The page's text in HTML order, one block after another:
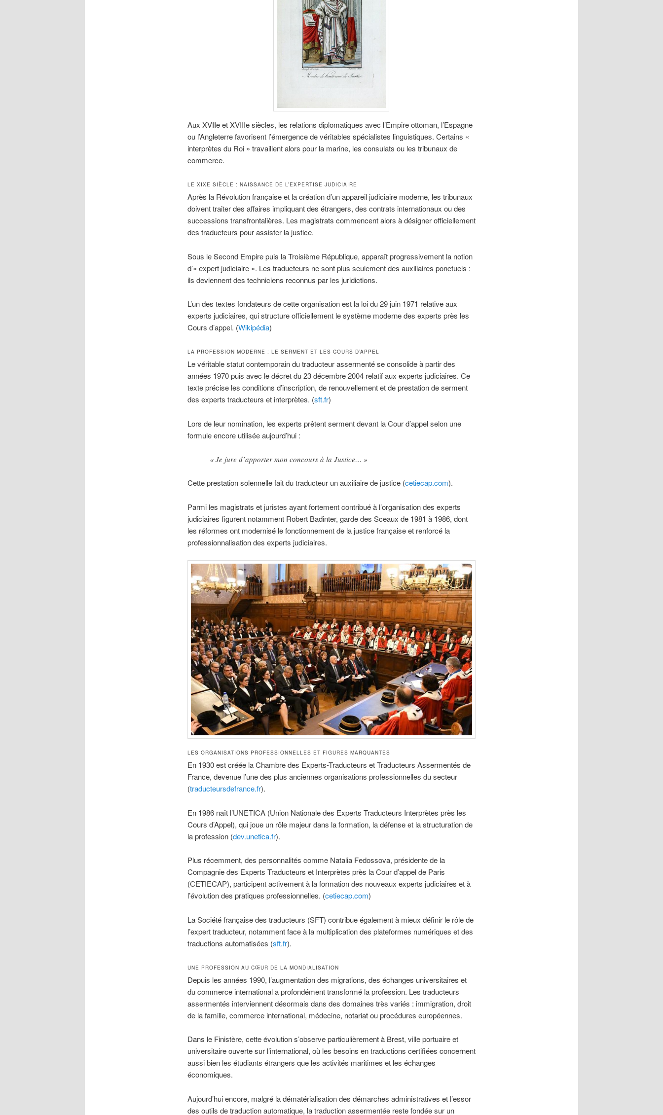
Aux XVIIe et XVIIIe siècles, les relations diplomatiques avec l’Empire ottoman, l’Espagne
ou l’Angleterre favorisent l’émergence de véritables spécialistes linguistiques. Certains «
interprètes du Roi » travaillent alors pour la marine, les consulats ou les tribunaux de
commerce.
LE XIXE SIÈCLE : NAISSANCE DE L’EXPERTISE JUDICIAIRE
Après la Révolution française et la création d’un appareil judiciaire moderne, les tribunaux
doivent traiter des affaires impliquant des étrangers, des contrats internationaux ou des
successions transfrontalières. Les magistrats commencent alors à désigner officiellement
des traducteurs pour assister la justice.
Sous le Second Empire puis la Troisième République, apparaît progressivement la notion
d’« expert judiciaire ». Les traducteurs ne sont plus seulement des auxiliaires ponctuels :
ils deviennent des techniciens reconnus par les juridictions.
L’un des textes fondateurs de cette organisation est la loi du 29 juin 1971 relative aux
experts judiciaires, qui structure officiellement le système moderne des experts près les
Cours d’appel. (Wikipédia)
LA PROFESSION MODERNE : LE SERMENT ET LES COURS D’APPEL
Le véritable statut contemporain du traducteur assermenté se consolide à partir des
années 1970 puis avec le décret du 23 décembre 2004 relatif aux experts judiciaires. Ce
texte précise les conditions d’inscription, de renouvellement et de prestation de serment
des experts traducteurs et interprètes. (sft.fr)
Lors de leur nomination, les experts prêtent serment devant la Cour d’appel selon une
formule encore utilisée aujourd’hui :
« Je jure d’apporter mon concours à la Justice… »
Cette prestation solennelle fait du traducteur un auxiliaire de justice (cetiecap.com).
Parmi les magistrats et juristes ayant fortement contribué à l’organisation des experts
judiciaires figurent notamment Robert Badinter, garde des Sceaux de 1981 à 1986, dont
les réformes ont modernisé le fonctionnement de la justice française et renforcé la
professionnalisation des experts judiciaires.
LES ORGANISATIONS PROFESSIONNELLES ET FIGURES MARQUANTES
En 1930 est créée la Chambre des Experts-Traducteurs et Traducteurs Assermentés de
France, devenue l’une des plus anciennes organisations professionnelles du secteur
(traducteursdefrance.fr).
En 1986 naît l’UNETICA (Union Nationale des Experts Traducteurs Interprètes près les
Cours d’Appel), qui joue un rôle majeur dans la formation, la défense et la structuration de
la profession (dev.unetica.fr).
Plus récemment, des personnalités comme Natalia Fedossova, présidente de la
Compagnie des Experts Traducteurs et Interprètes près la Cour d’appel de Paris
(CETIECAP), participent activement à la formation des nouveaux experts judiciaires et à
l’évolution des pratiques professionnelles. (cetiecap.com)
La Société française des traducteurs (SFT) contribue également à mieux définir le rôle de
l’expert traducteur, notamment face à la multiplication des plateformes numériques et des
traductions automatisées (sft.fr).
UNE PROFESSION AU CŒUR DE LA MONDIALISATION
Depuis les années 1990, l’augmentation des migrations, des échanges universitaires et
du commerce international a profondément transformé la profession. Les traducteurs
assermentés interviennent désormais dans des domaines très variés : immigration, droit
de la famille, commerce international, médecine, notariat ou procédures européennes.
Dans le Finistère, cette évolution s’observe particulièrement à Brest, ville portuaire et
universitaire ouverte sur l’international, où les besoins en traductions certifiées concernent
aussi bien les étudiants étrangers que les activités maritimes et les échanges
économiques.
Aujourd’hui encore, malgré la dématérialisation des démarches administratives et l’essor
des outils de traduction automatique, la traduction assermentée reste fondée sur un